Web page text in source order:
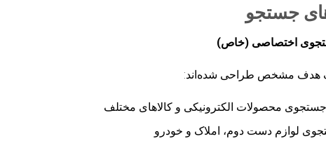
جستجو
اختصاصی (خاص)
یک هدف مشخص طراحی شده‌اند:
جستجوی محصولات الکترونیکی و کالاهای مختلف
لوازم دست دوم، املاک و خودرو